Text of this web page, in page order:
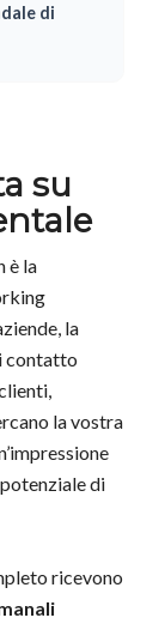
di
su
è la
la
contatto
la vostra
di
ricevono